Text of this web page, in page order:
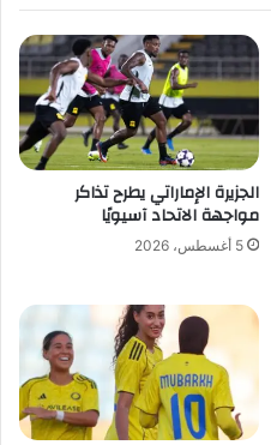
الجزيرة الإماراتي يطرح تذاكر
مواجهة الاتحاد آسيويًا
5 أغسطس، 2026